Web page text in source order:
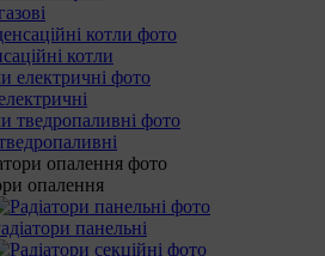
котли
опалення
панельні